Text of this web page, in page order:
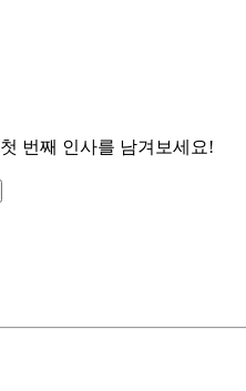
첫 번째 인사를 남겨보세요!